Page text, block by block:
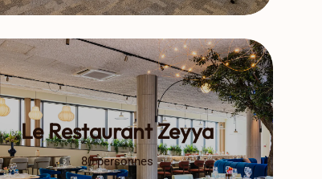
Le Restaurant Zeyya
80 personnes